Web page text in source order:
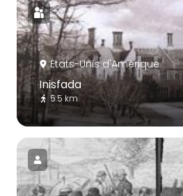
États-Unis d'Amérique
Inisfada
5.5 km